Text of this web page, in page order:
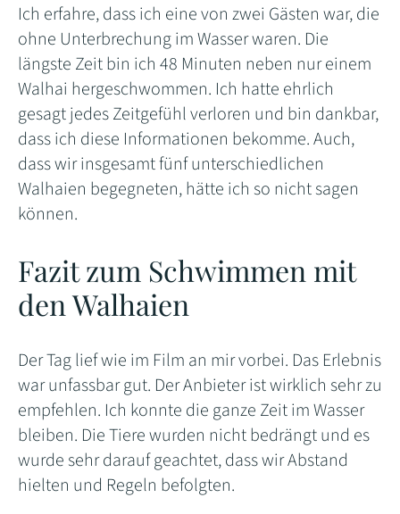
Ich erfahre, dass ich eine von zwei Gästen war, die
ohne Unterbrechung im Wasser waren. Die
längste Zeit bin ich 48 Minuten neben nur einem
Walhai hergeschwommen. Ich hatte ehrlich
gesagt jedes Zeitgefühl verloren und bin dankbar,
dass ich diese Informationen bekomme. Auch,
dass wir insgesamt fünf unterschiedlichen
Walhaien begegneten, hätte ich so nicht sagen
können.
Fazit zum Schwimmen mit
den Walhaien
Der Tag lief wie im Film an mir vorbei. Das Erlebnis
war unfassbar gut. Der Anbieter ist wirklich sehr zu
empfehlen. Ich konnte die ganze Zeit im Wasser
bleiben. Die Tiere wurden nicht bedrängt und es
wurde sehr darauf geachtet, dass wir Abstand
hielten und Regeln befolgten.